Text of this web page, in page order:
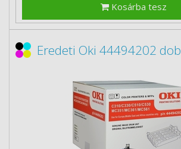
Kosárba tesz
Eredeti Oki 44494202 dob